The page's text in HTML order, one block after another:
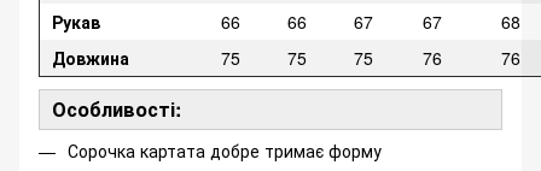
Рукав
66 66 67 67
68
Довжина
75 75 75 76 76
Особливості:
Сорочка картата добре тримає форму